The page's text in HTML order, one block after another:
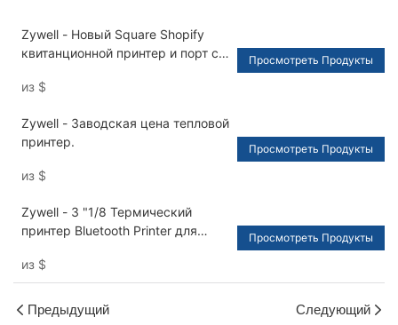
Zywell - Новый Square Shopify
квитанционной принтер и порт с
из $
Просмотреть Продукты
Zywell - Заводская цена тепловой
принтер.
из $
Просмотреть Продукты
Zywell - 3 "1/8 Термический
принтер Bluetooth Printer для
Business USB+RS232+LAN+BT
из $
Просмотреть Продукты
Предыдущий Следующий